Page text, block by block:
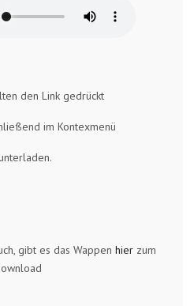
den Link gedrückt
im Kontexmenü
gibt es das Wappen hierzum